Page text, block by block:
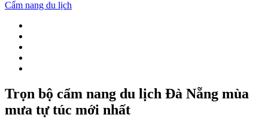
Cẩm nang du lịch
Trọn bộ cẩm nang du lịch Đà Nẵng mùa
mưa tự túc mới nhất